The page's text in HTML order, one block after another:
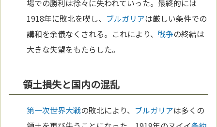
場での勝利は徐々に失われていった。最終的には
1918年に敗北を喫し、 ブルガリアは厳しい条件での
講和を余儀なくされる。これにより、戦争の終結は
大きな失望をもたらした。
領土損失と国内の混乱
第一次世界大戦の敗北により、 ブルガリアは多くの